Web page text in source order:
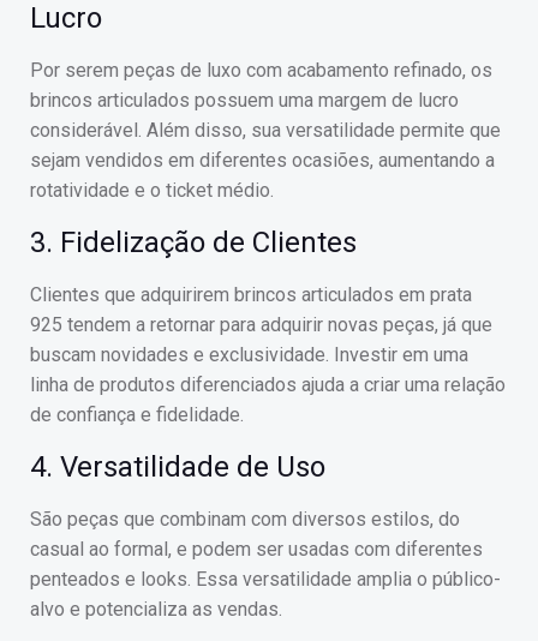
Lucro
Por serem peças de luxo com acabamento refinado, os
brincos articulados possuem uma margem de lucro
considerável. Além disso, sua versatilidade permite que
sejam vendidos em diferentes ocasiões, aumentando a
rotatividade e o ticket médio.
3. Fidelização de Clientes
Clientes que adquirirem brincos articulados em prata
925 tendem a retornar para adquirir novas peças, já que
buscam novidades e exclusividade. Investir em uma
linha de produtos diferenciados ajuda a criar uma relação
de confiança e fidelidade.
4. Versatilidade de Uso
São peças que combinam com diversos estilos, do
casual ao formal, e podem ser usadas com diferentes
penteados e looks. Essa versatilidade amplia o público-
alvo e potencializa as vendas.